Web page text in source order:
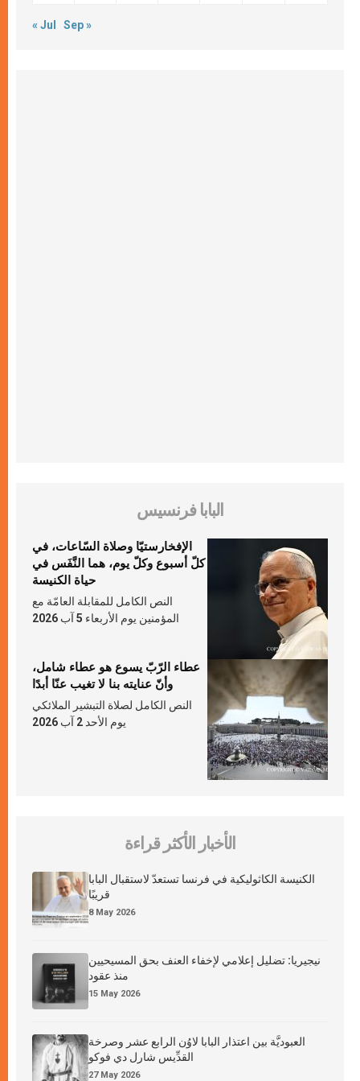
« Jul Sep »
البابا فرنسيس
الإفخارستيّا وصلاة السّاعات، في
كلّ أسبوع وكلّ يوم، هما النَّفَس في
حياة الكنيسة
النص الكامل للمقابلة العامّة مع
المؤمنين يوم الأربعاء 5 آب 2026
عطاء الرّبّ يسوع هو عطاء شامل،
وأنّ عنايته بنا لا تغيب عنّا أبدًا
النص الكامل لصلاة التبشير الملائكي
يوم الأحد 2 آب 2026
الأخبار الأكثر قراءة
الكنيسة الكاثوليكية في فرنسا تستعدّ لاستقبال البابا
قريبًا
8 May 2026
نيجيريا: تضليل إعلامي لإخفاء العنف بحق المسيحيين
منذ عقود
15 May 2026
العبوديَّة بين اعتذار البابا لاوُن الرابع عشر وصرخة
القدِّيس شارل دي فوكو
27 May 2026